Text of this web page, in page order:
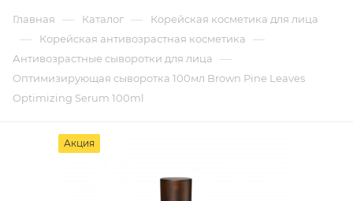
Главная — Каталог — Корейская косметика для лица
— Корейская антивозрастная косметика —
Антивозрастные сыворотки для лица —
Оптимизирующая сыворотка 100мл Brown Pine Leaves
Optimizing Serum 100ml
Акция